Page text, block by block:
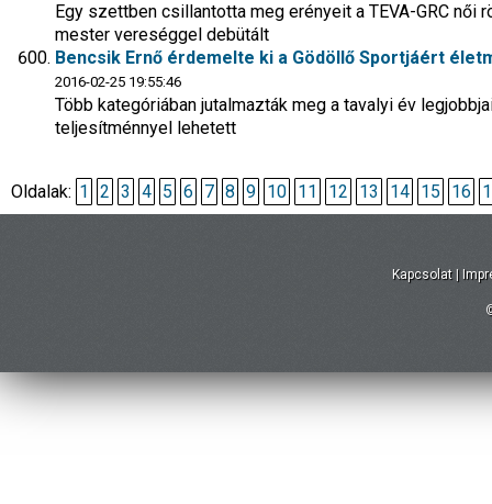
Egy szettben csillantotta meg erényeit a TEVA-GRC női
mester vereséggel debütált
Bencsik Ernő érdemelte ki a Gödöllő Sportjáért
2016-02-25 19:55:46
Több kategóriában jutalmazták meg a tavalyi év
teljesítménnyel lehetett
Oldalak: 1 2 3 4 5 6 7 8 9 10 11 12 13 14 15 16
Kapcsolat |